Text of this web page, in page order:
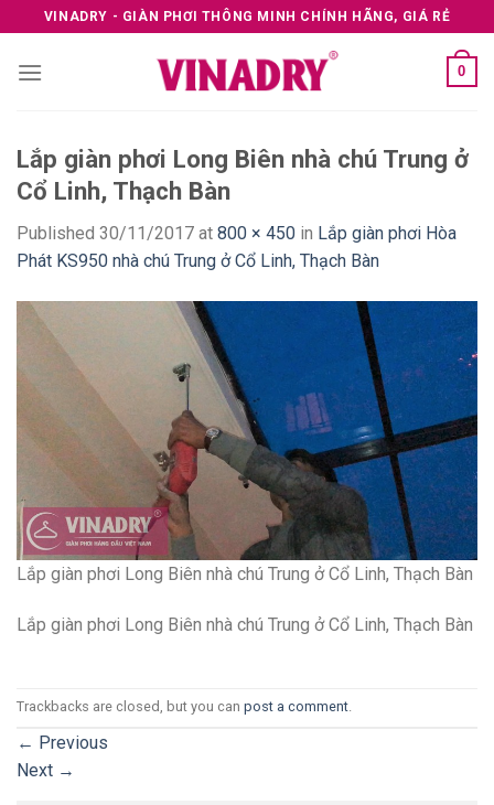
to
content
VINADRY - GIÀN PHƠI THÔNG MINH CHÍNH HÃNG, GIÁ RẺ
0
Lắp giàn phơi Long Biên nhà chú Trung ở
Cổ Linh, Thạch Bàn
Published 30/11/2017 at 800 × 450 in Lắp giàn phơi Hòa
Phát KS950 nhà chú Trung ở Cổ Linh, Thạch Bàn
Lắp giàn phơi Long Biên nhà chú Trung ở Cổ Linh, Thạch Bàn
Lắp giàn phơi Long Biên nhà chú Trung ở Cổ Linh, Thạch Bàn
Trackbacks are closed, but you can post a comment.
← Previous
Next →